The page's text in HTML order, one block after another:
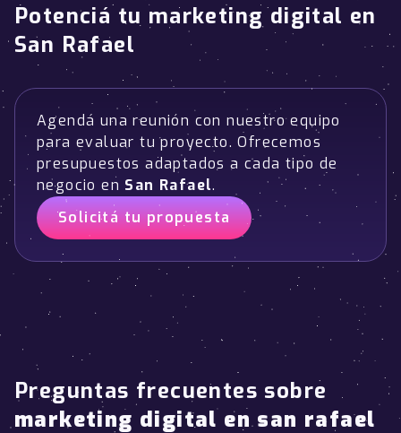
Potenciá tu marketing digital en
San Rafael
Agendá una reunión con nuestro equipo
para evaluar tu proyecto. Ofrecemos
presupuestos adaptados a cada tipo de
negocio en San Rafael.
Solicitá tu propuesta
Preguntas frecuentes sobre
marketing digital en san rafael